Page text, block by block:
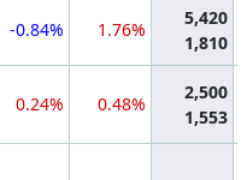
-0.84% 1.76%
5,420
1,810
0.24% 0.48%
2,500
1,553